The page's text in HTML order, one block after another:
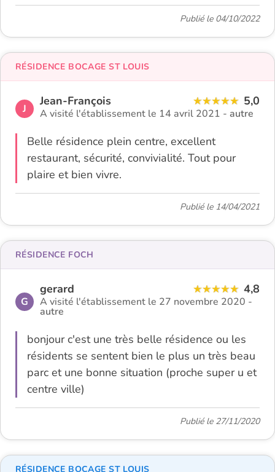
Publié le 04/10/2022
J
Jean-François 5,0
A visité l'établissement le 14 avril 2021 - autre
Belle résidence plein centre, excellent
restaurant, sécurité, convivialité. Tout pour
plaire et bien vivre.
RÉSIDENCE BOCAGE ST LOUIS
Publié le 14/04/2021
G
gerard 4,8
A visité l'établissement le 27 novembre 2020 -
autre
bonjour c'est une très belle résidence ou les
résidents se sentent bien le plus un très beau
parc et une bonne situation (proche super u et
centre ville)
RÉSIDENCE FOCH
Publié le 27/11/2020
RÉSIDENCE BOCAGE ST LOUIS